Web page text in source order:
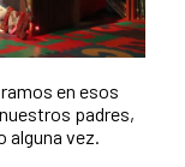
en esos
padres,
vez.